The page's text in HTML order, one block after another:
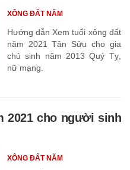
Hướng dẫn Xem tuổi xông đất
năm 2021 Tân Sửu cho gia
chủ sinh năm 2013 Quý Tỵ,
nữ mạng.
XÔNG ĐẤT NĂM
2021 cho người sinh
XÔNG ĐẤT NĂM